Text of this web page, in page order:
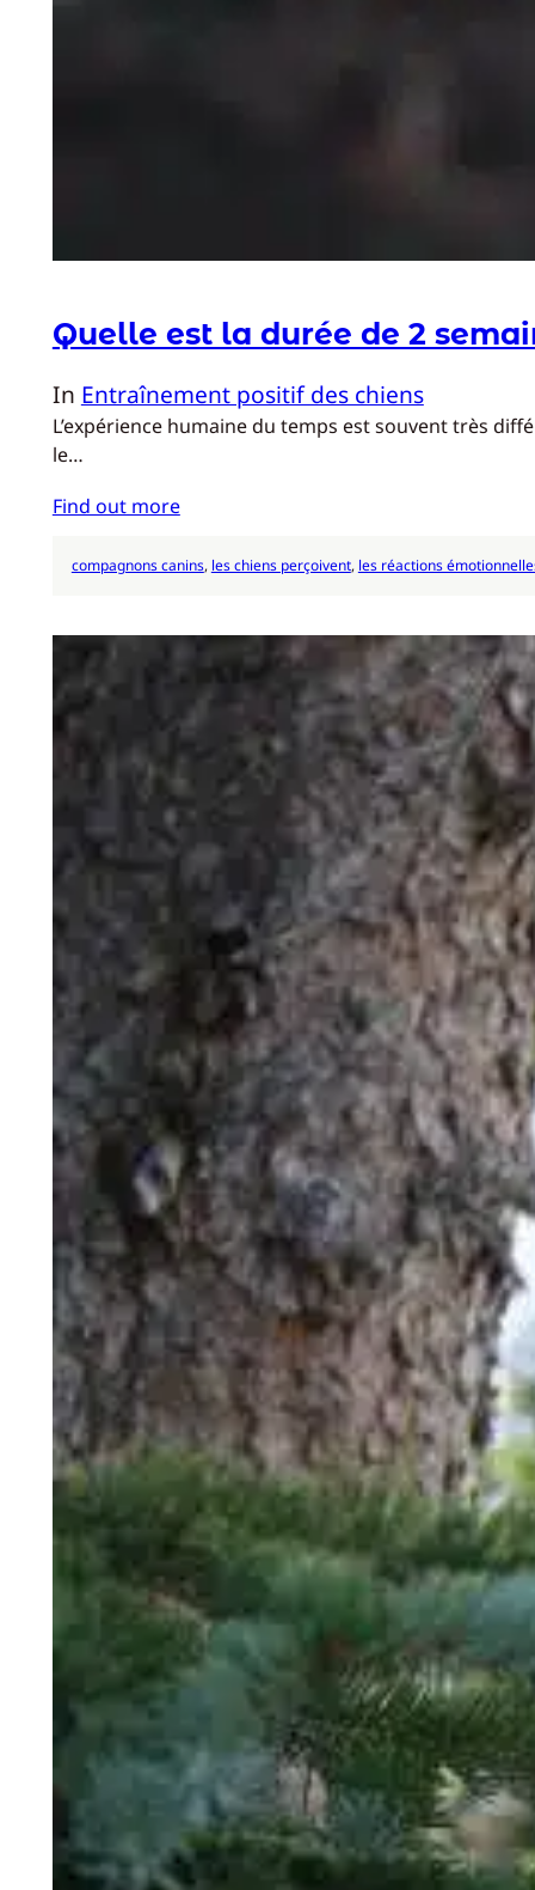
Quelle est la durée de 2
In Entraînement positif des chiens
L’expérience humaine du temps est souvent très
le…
Find out more
compagnons canins, les chiens perçoivent, les réactions